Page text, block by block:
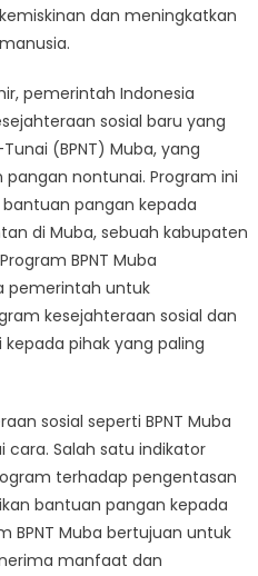
dan meningkatkan
pemerintah Indonesia
sosial baru yang
(BPNT) Muba, yang
nontunai. Program ini
pangan kepada
di Muba, sebuah kabupaten
BPNT Muba
pemerintah untuk
kesejahteraan sosial dan
pihak yang paling
sosial seperti BPNT Muba
Salah satu indikator
terhadap pengentasan
bantuan pangan kepada
BPNT Muba bertujuan untuk
manfaat dan